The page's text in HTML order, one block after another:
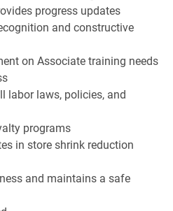
progress updates
and constructive
on Associate training needs
labor laws, policies, and
programs
in store shrink reduction
and maintains a safe